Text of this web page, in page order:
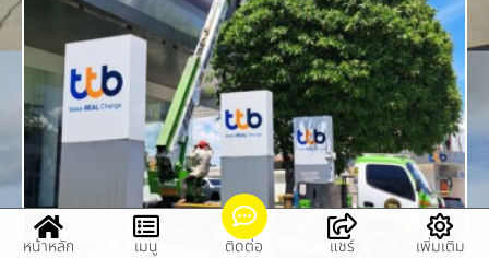
หน้าหลัก เมนู ติดต่อ แชร์ เพิ่มเติม